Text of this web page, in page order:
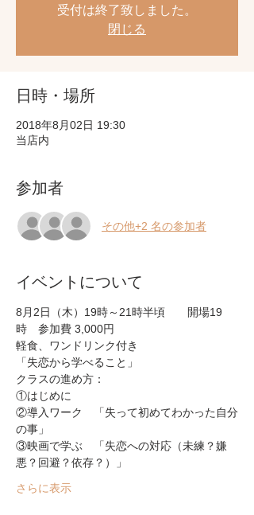
受付は終了致しました。
閉じる
日時・場所
2018年8月02日 19:30
当店内
参加者
その他+2 名の参加者
イベントについて
8月2日（木）19時～21時半頃　　開場19
時　参加費 3,000円
②導入ワーク　「失って初めてわかった自分
③映画で学ぶ　「失恋への対応（未練？嫌
さらに表示